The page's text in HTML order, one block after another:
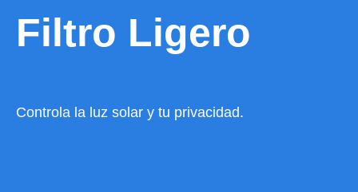
Filtro Ligero
Controla la luz solar y tu privacidad.